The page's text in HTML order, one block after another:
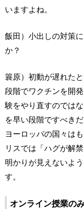
いますよね。
飯田）小出しの対策
か？
簑原）初動が遅れた
段階でワクチンを開
験をやり直すのでは
を早い段階ですべき
ヨーロッパの国々は
リスでは「ハグが解
明かりが見えないよ
す。
オンライン授業の